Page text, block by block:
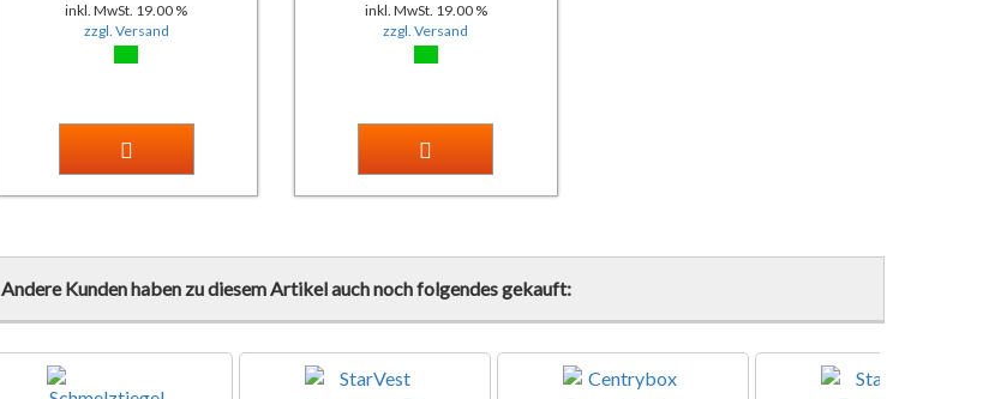
inkl. MwSt. 19.00 %
zzgl. Versand
inkl. MwSt. 19.00 %
zzgl. Versand
Andere Kunden haben zu diesem Artikel auch noch folgendes gekauft: